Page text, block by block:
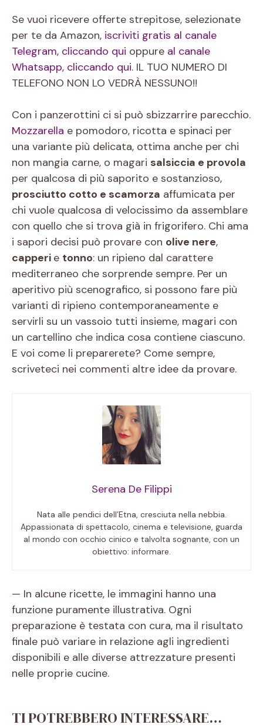
Se vuoi ricevere offerte strepitose, selezionate
per te da Amazon, iscriviti gratis al canale
Telegram, cliccando qui oppure al canale
Whatsapp, cliccando qui. IL TUO NUMERO DI
TELEFONO NON LO VEDRÀ NESSUNO!!
Con i panzerottini ci si può sbizzarrire parecchio.
Mozzarella e pomodoro, ricotta e spinaci per
una variante più delicata, ottima anche per chi
non mangia carne, o magari salsiccia e provola
per qualcosa di più saporito e sostanzioso,
prosciutto cotto e scamorza affumicata per
chi vuole qualcosa di velocissimo da assemblare
con quello che si trova già in frigorifero. Chi ama
i sapori decisi può provare con olive nere,
capperi e tonno: un ripieno dal carattere
mediterraneo che sorprende sempre. Per un
aperitivo più scenografico, si possono fare più
varianti di ripieno contemporaneamente e
servirli su un vassoio tutti insieme, magari con
un cartellino che indica cosa contiene ciascuno.
E voi come li preparerete? Come sempre,
scriveteci nei commenti altre idee da provare.
Serena De Filippi
Nata alle pendici dell’Etna, cresciuta nella nebbia.
Appassionata di spettacolo, cinema e televisione, guarda
al mondo con occhio cinico e talvolta sognante, con un
obiettivo: informare.
— In alcune ricette, le immagini hanno una
funzione puramente illustrativa. Ogni
preparazione è testata con cura, ma il risultato
finale può variare in relazione agli ingredienti
disponibili e alle diverse attrezzature presenti
nelle proprie cucine.
TI POTREBBERO INTERESSARE…